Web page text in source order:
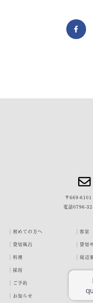
〒669-
電話0796-
初めての方へ 客室
貸切風呂
貸切
料理
周辺
採用
ご予約
宿泊
お知らせ
お客